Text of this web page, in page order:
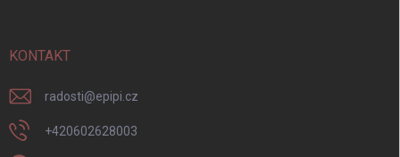
KONTAKT
radosti@epipi.cz
+420602628003